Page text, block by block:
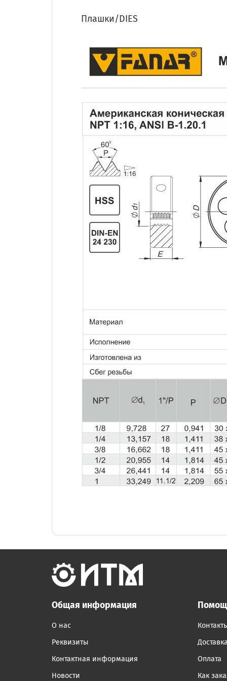
Плашки/DIES
Общая информация
О нас
Реквизиты
Контактная информация
Новости
Оплата
Как